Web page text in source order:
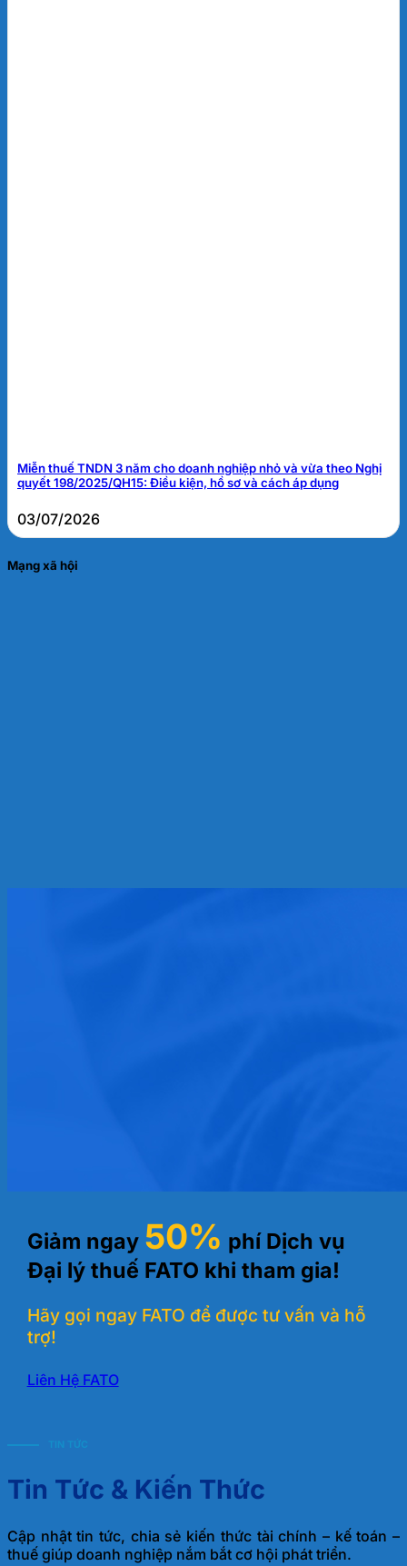
Miễn thuế TNDN 3 năm cho doanh nghiệp nhỏ và vừa theo Nghị
quyết 198/2025/QH15: Điều kiện, hồ sơ và cách áp dụng
03/07/2026
Mạng xã hội
Giảm ngay 50% phí Dịch vụ
Đại lý thuế FATO khi tham gia!
Hãy gọi ngay FATO để được tư vấn và hỗ
trợ!
Liên Hệ FATO
TIN TỨC
Tin Tức & Kiến Thức
Cập nhật tin tức, chia sẻ kiến thức tài chính – kế toán –
thuế giúp doanh nghiệp nắm bắt cơ hội phát triển.